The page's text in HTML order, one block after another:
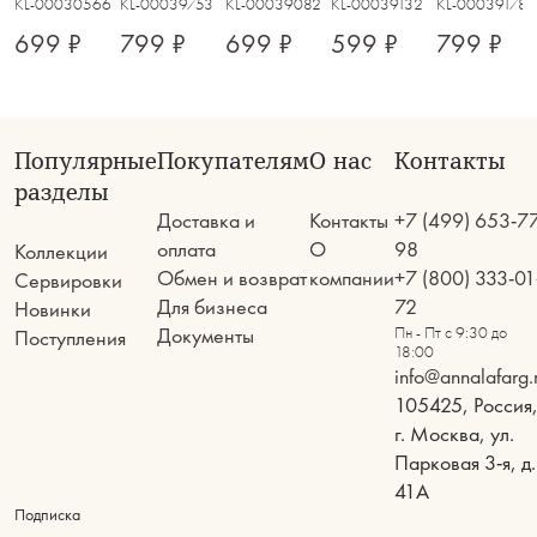
699 ₽ 799 ₽ 699 ₽ 599 ₽ 799 ₽
Популярные
разделы
Коллекции
Сервировки
Новинки
Поступления
Покупателям
Доставка и
оплата
Обмен и возврат
Для бизнеса
Документы
О нас
Контакты
О
компании
Контакты
+7 (499) 653-
98
+7 (800) 333-
72
Пн - Пт с 9:30 до
18:00
105425, Россия,
г. Москва, ул.
Парковая 3-я, д.
41А
Подписка